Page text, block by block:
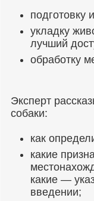
подготовку
укладку
лучший
обработку
Эксперт
собаки:
как
какие
какие —
введении;